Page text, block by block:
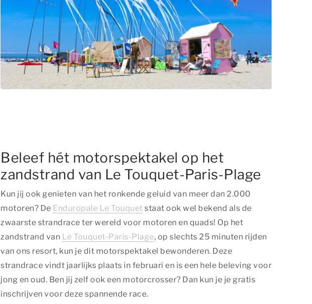
Beleef hét motorspektakel op het
zandstrand van Le Touquet-Paris-Plage
Kun jij ook genieten van het ronkende geluid van meer dan 2.000
motoren? De Enduropale Le Touquet staat ook wel bekend als de
zwaarste strandrace ter wereld voor motoren en quads! Op het
zandstrand van Le Touquet-Paris-Plage, op slechts 25 minuten rijden
van ons resort, kun je dit motorspektakel bewonderen. Deze
strandrace vindt jaarlijks plaats in februari en is een hele beleving voor
jong en oud. Ben jij zelf ook een motorcrosser? Dan kun je je gratis
inschrijven voor deze spannende race.